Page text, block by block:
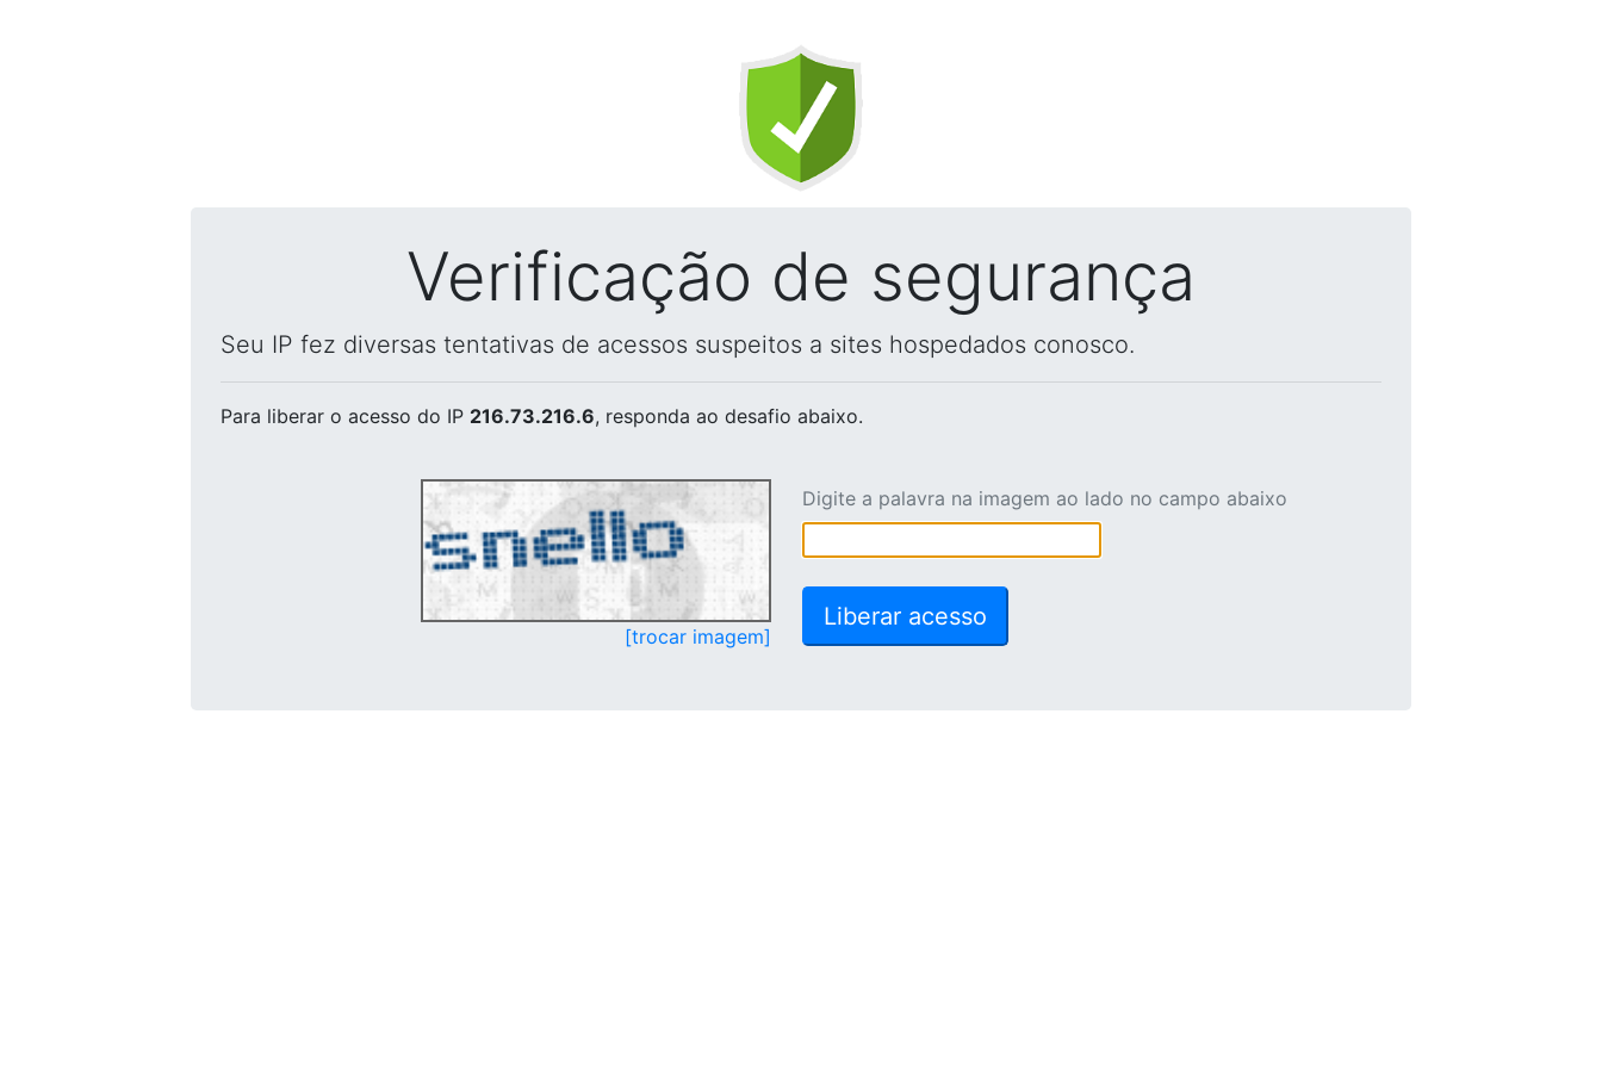
Verificação de segurança
Seu IP fez diversas tentativas de acessos suspeitos a sites hospedados conosco.
Para liberar o acesso do IP 216.73.216.6, responda ao desafio abaixo.
[trocar imagem]
Digite a palavra na imagem ao lado no campo abaixo